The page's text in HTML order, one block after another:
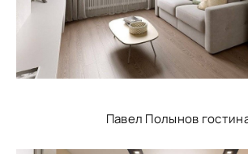
Павел Полынов